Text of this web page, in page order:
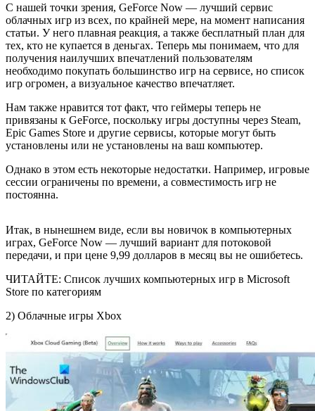
С нашей точки зрения, GeForce Now — лучший сервис
облачных игр из всех, по крайней мере, на момент написания
статьи. У него плавная реакция, а также бесплатный план для
тех, кто не купается в деньгах. Теперь мы понимаем, что для
получения наилучших впечатлений пользователям
необходимо покупать большинство игр на сервисе, но список
игр огромен, а визуальное качество впечатляет.
Нам также нравится тот факт, что геймеры теперь не
привязаны к GeForce, поскольку игры доступны через Steam,
Epic Games Store и другие сервисы, которые могут быть
установлены или не установлены на ваш компьютер.
Однако в этом есть некоторые недостатки. Например, игровые
сессии ограничены по времени, а совместимость игр не
постоянна.
Итак, в нынешнем виде, если вы новичок в компьютерных
играх, GeForce Now — лучший вариант для потоковой
передачи, и при цене 9,99 долларов в месяц вы не ошибетесь.
ЧИТАЙТЕ: Список лучших компьютерных игр в Microsoft
Store по категориям
2) Облачные игры Xbox